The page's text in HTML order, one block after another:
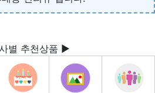
별 추천상품 ▶